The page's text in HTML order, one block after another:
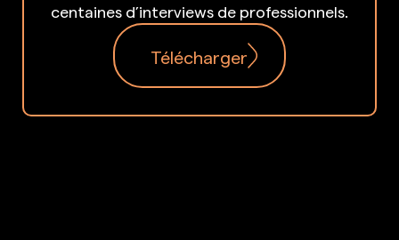
centaines d’interviews de professionnels.
Télécharger